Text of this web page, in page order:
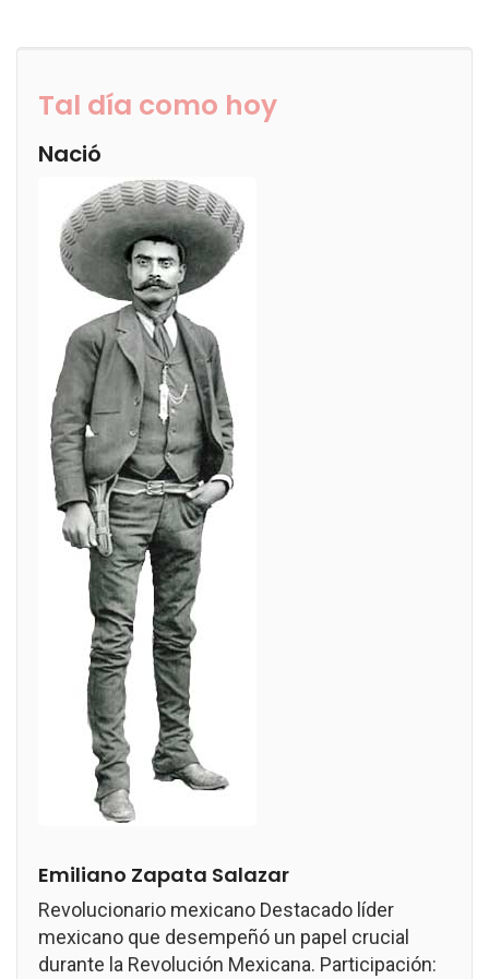
Tal día como hoy
Nació
Emiliano Zapata Salazar
Revolucionario mexicano Destacado líder
mexicano que desempeñó un papel crucial
durante la Revolución Mexicana. Participación: